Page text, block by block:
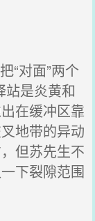
“对面”两个
站是炎黄和
在缓冲区靠
地带的异动
但苏先生不
下裂隙范围